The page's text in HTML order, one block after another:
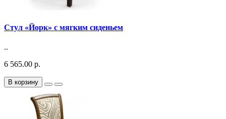
Стул «Йорк» с мягким сиденьем
..
6 565.00 р.
В корзину